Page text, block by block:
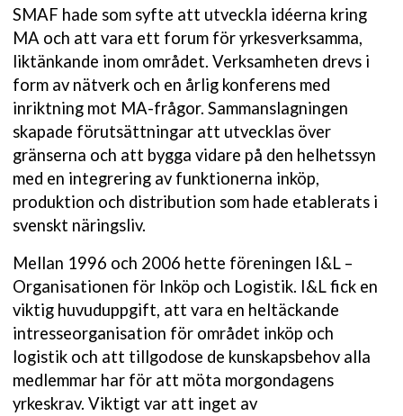
SMAF hade som syfte att utveckla idéerna kring
MA och att vara ett forum för yrkesverksamma,
liktänkande inom området. Verksamheten drevs i
form av nätverk och en årlig konferens med
inriktning mot MA-frågor. Sammanslagningen
skapade förutsättningar att utvecklas över
gränserna och att bygga vidare på den helhetssyn
med en integrering av funktionerna inköp,
produktion och distribution som hade etablerats i
svenskt näringsliv.
Mellan 1996 och 2006 hette föreningen I&L –
Organisationen för Inköp och Logistik. I&L fick en
viktig huvuduppgift, att vara en heltäckande
intresseorganisation för området inköp och
logistik och att tillgodose de kunskapsbehov alla
medlemmar har för att möta morgondagens
yrkeskrav. Viktigt var att inget av